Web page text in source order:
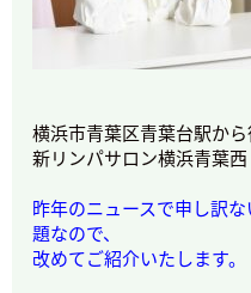
横浜市青葉区青葉台駅から
新リンパサロン横浜青葉西
昨年のニュースで申し訳
題なので、
改めてご紹介いたします。